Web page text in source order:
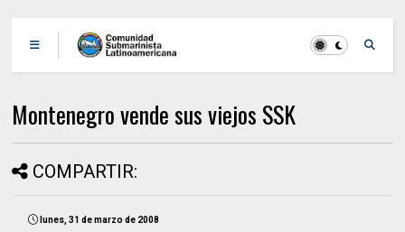
Montenegro vende sus viejos SSK
COMPARTIR:
lunes, 31 de marzo de 2008